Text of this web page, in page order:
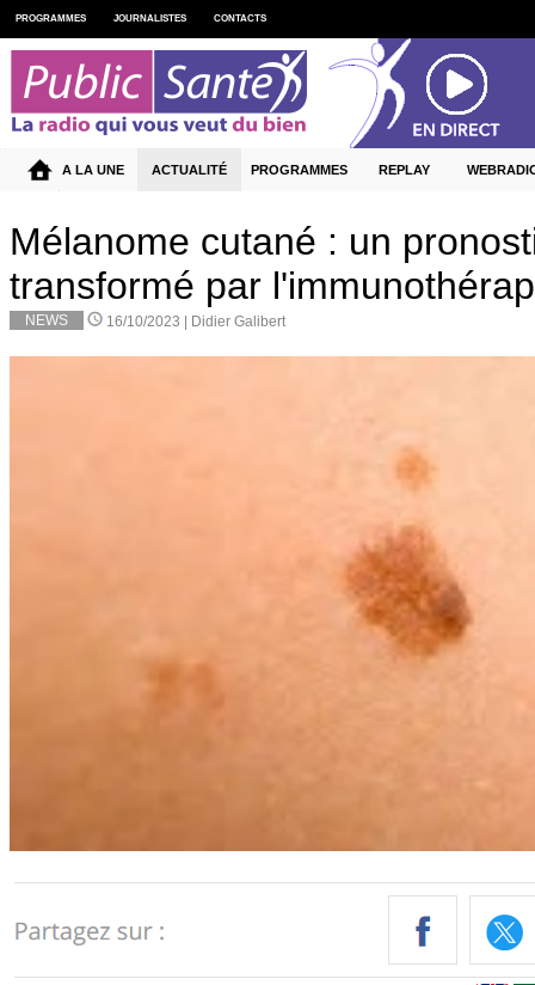
Mélanome cutané : un
transformé par
NEWS 16/10/2023 | Didier Galibert
PROGRAMMES JOURNALISTES CONTACTS
A LA UNE ACTUALITÉ PROGRAMMES REPLAY